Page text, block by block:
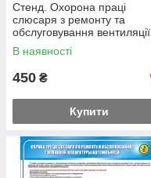
Стенд. Охорона праці
слюсаря з ремонту та
обслуговування вентиляції.
0,6х0,5. Пластик
В наявності
450 ₴
Купити